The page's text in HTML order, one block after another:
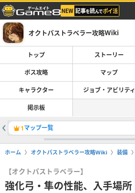
オクトパストラベラー攻略Wiki
トップ ストーリー
ボス攻略 マップ
キャラクター ジョブ・アビリティ
掲示板
1マップ一覧
ホーム オクトパストラベラー攻略Wiki 装備
【オクトパストラベラー】
強化弓・隼の性能、入手場所